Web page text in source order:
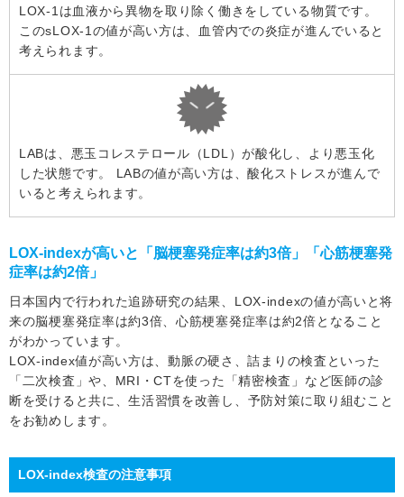
LOX-1は血液から異物を取り除く働きをしている物質です。
このsLOX-1の値が高い方は、血管内での炎症が進んでいると
考えられます。
LABは、悪玉コレステロール（LDL）が酸化し、より悪玉化
した状態です。 LABの値が高い方は、酸化ストレスが進んで
いると考えられます。
LOX-indexが高いと「脳梗塞発症率は約3倍」「心筋梗塞発
症率は約2倍」
日本国内で行われた追跡研究の結果、LOX-indexの値が高いと将
来の脳梗塞発症率は約3倍、心筋梗塞発症率は約2倍となること
がわかっています。
LOX-index値が高い方は、動脈の硬さ、詰まりの検査といった
「二次検査」や、MRI・CTを使った「精密検査」など医師の診
断を受けると共に、生活習慣を改善し、予防対策に取り組むこと
をお勧めします。
LOX-index検査の注意事項